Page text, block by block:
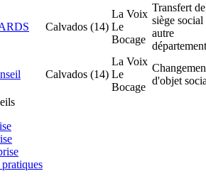
Calvados (14)
La Voix
Le
Bocage
Transfert de
siège social
autre
département
Calvados (14)
La Voix
Le
Bocage
d'objet